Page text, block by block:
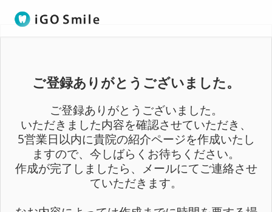
ご登録ありがとうございました。
ご登録ありがとうございました。
いただきました内容を確認させていただき、
5営業日以内に貴院の紹介ページを作成いたし
ますので、今しばらくお待ちください。
作成が完了しましたら、メールにてご連絡させ
ていただきます。